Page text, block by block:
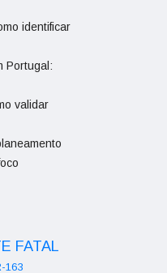
identificar
Portugal:
validar
FATAL
163